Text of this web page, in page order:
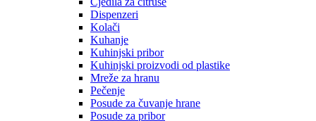
Dispenzeri
Kolači
Kuhanje
Kuhinjski pribor
Kuhinjski proizvodi od plastike
Mreže za hranu
Pečenje
Posude za čuvanje hrane
Posude za pribor